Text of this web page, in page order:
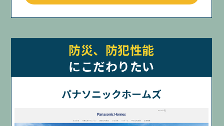
防災、防犯性能
にこだわりたい
パナソニックホームズ